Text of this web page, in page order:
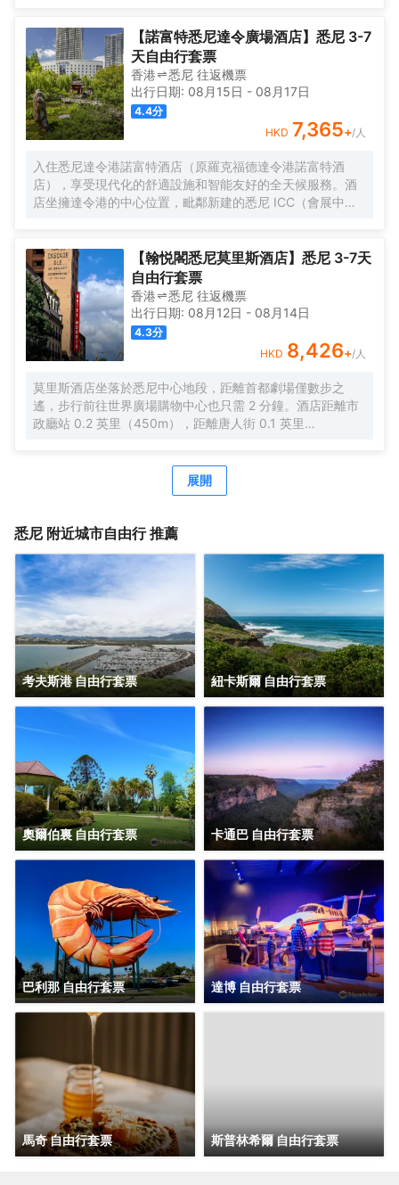
的美妙滋味，伴以窗外飛機起降的開闊風景，讓您在品嚐美
食的同時，可盡情感受與周邊曼妙景緻相融合的用餐體驗。
餐。 特色服務/設施包括乾洗/洗衣服務、24 小時前台服務和
行李寄存。 酒店有 252 間客房，提供智能電視。您的加厚層
卧床備有羽絨被和高檔床上用品。提供免費無線網絡，方便
您與朋友保持聯繫；有線頻道可滿足您的娛樂需求。配備淋
浴設施的私人浴室提供大花灑淋浴噴頭和吹風機。
【諾富特悉尼達令廣場酒店】悉尼 3-7
天自由行套票
香港 悉尼 往返機票
出行日期: 08月15日 - 08月17日
4.4分
HKD 7,365+/人
入住悉尼達令港諾富特酒店（原羅克福德達令港諾富特酒
店），享受現代化的舒適設施和智能友好的全天候服務。酒
店坐擁達令港的中心位置，毗鄰新建的悉尼 ICC（會展中
純平電視、迷你酒吧、24 小時客房服務、雙頭淋浴和無線網
絡，入住任何一間客房，都可享受到家一般的舒適體驗。
【翰悦閣悉尼莫里斯酒店】悉尼 3-7天
自由行套票
香港 悉尼 往返機票
出行日期: 08月12日 - 08月14日
4.3分
HKD 8,426+/人
莫里斯酒店坐落於悉尼中心地段，距離首都劇場僅數步之
遙，步行前往世界廣場購物中心也只需 2 分鐘。酒店距離市
政廳站 0.2 英里（450m），距離唐人街 0.1 英里
築內的一個令人驚訝而又熟悉的避風港，這是一個遠離周圍
城市喧囂的恢復空間。在 Bar Morris 酒吧登記入住，並使用
票。 Bar Morris 每天早上 7 點至上午 10 點（週末上午 11
括美味的意大利美食和來自世界各地的各種葡萄酒。入住其
中一間配有平面電視和廣播網絡的客房。免費無線網絡讓您
保持聯繫。私人浴室配有花灑淋浴、免費洗浴用品和吹風
機。房間包括：每天提供蒸汽熨燙機、保險箱、迷你酒吧冰
箱、茶和咖啡設施、Nespresso 咖啡機和家政服務。
展開
悉尼 附近城市自由行 推薦
考夫斯港 自由行套票 紐卡斯爾 自由行套票
奧爾伯裏 自由行套票 卡通巴 自由行套票
巴利那 自由行套票 達博 自由行套票
馬奇 自由行套票 斯普林希爾 自由行套票